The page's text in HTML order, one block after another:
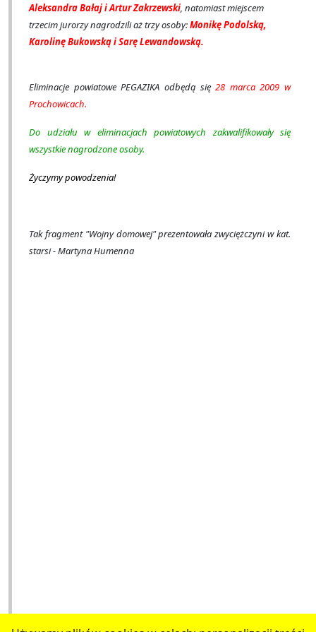
Aleksandra Bałaj i Artur Zakrzewski, natomiast miejscem
trzecim jurorzy nagrodzili aż trzy osoby:Monikę Podolską,
Karolinę Bukowską i Sarę Lewandowską.
Eliminacje powiatowe PEGAZIKA odbędą się28 marca 2009 w
Prochowicach.
Do udziału w eliminacjach powiatowych zakwalifikowały się
wszystkie nagrodzone osoby.
Życzymy powodzenia!
Tak fragment "Wojny domowej" prezentowała zwyciężczyni w kat.
starsi - Martyna Humenna